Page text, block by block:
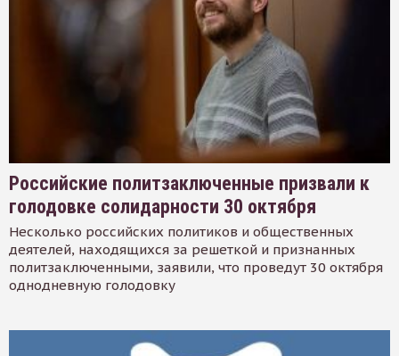
Российские политзаключенные призвали к
голодовке солидарности 30 октября
Несколько российских политиков и общественных
деятелей, находящихся за решеткой и признанных
политзаключенными, заявили, что проведут 30 октября
однодневную голодовку